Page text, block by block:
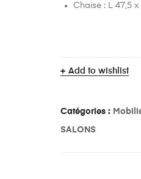
Chaise : L 47,5
Add to wishlist
Catégories :
SALONS